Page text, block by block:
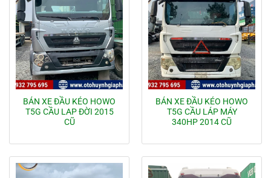
BÁN XE ĐẦU KÉO HOWO
T5G CẦU LAP ĐỜI 2015
CŨ
BÁN XE ĐẦU KÉO HOWO
T5G CẦU LÁP MÁY
340HP 2014 CŨ